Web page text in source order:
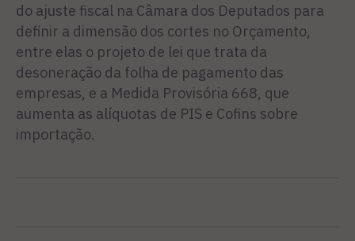
do ajuste fiscal na Câmara dos Deputados para
definir a dimensão dos cortes no Orçamento,
entre elas o projeto de lei que trata da
desoneração da folha de pagamento das
empresas, e a Medida Provisória 668, que
aumenta as alíquotas de PIS e Cofins sobre
importação.